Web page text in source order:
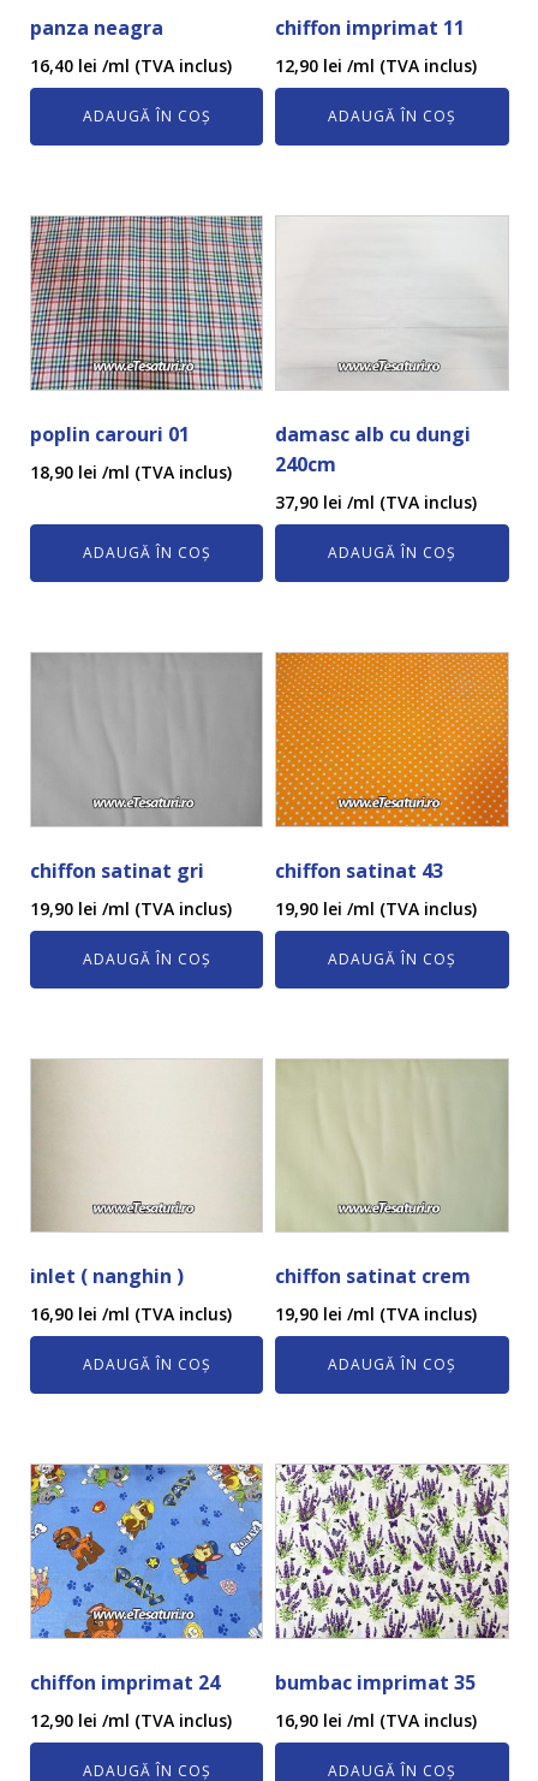
panza neagra
16,40 lei /ml (TVA inclus)
ADAUGĂ ÎN COȘ
chiffon imprimat 11
12,90 lei /ml (TVA inclus)
ADAUGĂ ÎN COȘ
poplin carouri 01
18,90 lei /ml (TVA inclus)
ADAUGĂ ÎN COȘ
damasc alb cu dungi
240cm
37,90 lei /ml (TVA inclus)
ADAUGĂ ÎN COȘ
chiffon satinat gri
19,90 lei /ml (TVA inclus)
ADAUGĂ ÎN COȘ
chiffon satinat 43
19,90 lei /ml (TVA inclus)
ADAUGĂ ÎN COȘ
inlet ( nanghin )
16,90 lei /ml (TVA inclus)
ADAUGĂ ÎN COȘ
chiffon satinat crem
19,90 lei /ml (TVA inclus)
ADAUGĂ ÎN COȘ
chiffon imprimat 24
12,90 lei /ml (TVA inclus)
ADAUGĂ ÎN COȘ
bumbac imprimat 35
16,90 lei /ml (TVA inclus)
ADAUGĂ ÎN COȘ